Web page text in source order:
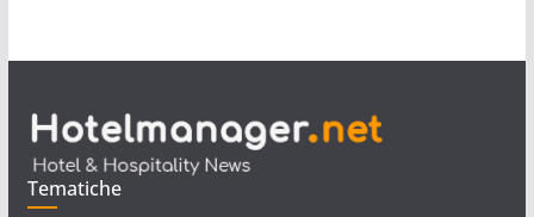
Tematiche